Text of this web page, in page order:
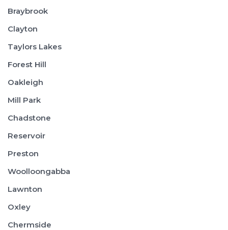
Braybrook
Clayton
Taylors Lakes
Forest Hill
Oakleigh
Mill Park
Chadstone
Reservoir
Preston
Woolloongabba
Lawnton
Oxley
Chermside